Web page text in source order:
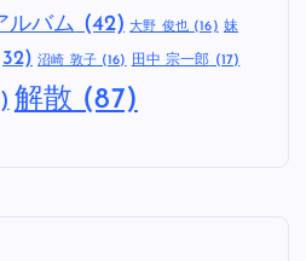
ルバム (42) 大野 俊也(16) 妹
沼崎 敦子(16) 田中 宗一郎 (17)
解散 (87)